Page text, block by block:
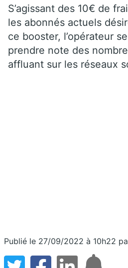
S’agissant des 10€ de
les abonnés actuels
ce booster, l’opérateur
prendre note des
affluant sur les réseaux
Publié le 27/09/2022 à 10h22